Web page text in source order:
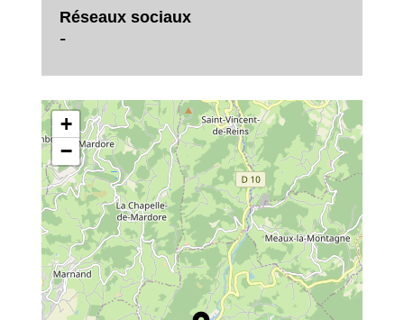
Réseaux sociaux
-
+
−